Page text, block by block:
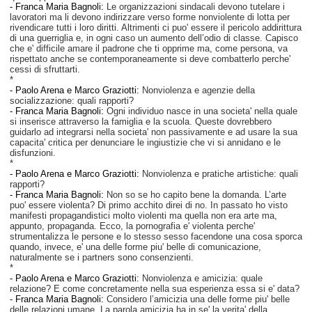
- Franca Maria Bagnoli: Le organizzazioni sindacali devono tutelare i
lavoratori ma li devono indirizzare verso forme nonviolente di lotta per
rivendicare tutti i loro diritti. Altrimenti ci puo' essere il pericolo addirittura
di una guerriglia e, in ogni caso un aumento dell’odio di classe. Capisco
che e' difficile amare il padrone che ti opprime ma, come persona, va
rispettato anche se contemporaneamente si deve combatterlo perche'
cessi di sfruttarti.
*
- Paolo Arena e Marco Graziotti: Nonviolenza e agenzie della
socializzazione: quali rapporti?
- Franca Maria Bagnoli: Ogni individuo nasce in una societa' nella quale
si inserisce attraverso la famiglia e la scuola. Queste dovrebbero
guidarlo ad integrarsi nella societa' non passivamente e ad usare la sua
capacita' critica per denunciare le ingiustizie che vi si annidano e le
disfunzioni.
*
- Paolo Arena e Marco Graziotti: Nonviolenza e pratiche artistiche: quali
rapporti?
- Franca Maria Bagnoli: Non so se ho capito bene la domanda. L’arte
puo' essere violenta? Di primo acchito direi di no. In passato ho visto
manifesti propagandistici molto violenti ma quella non era arte ma,
appunto, propaganda. Ecco, la pornografia e' violenta perche'
strumentalizza le persone e lo stesso sesso facendone una cosa sporca
quando, invece, e' una delle forme piu' belle di comunicazione,
naturalmente se i partners sono consenzienti.
*
- Paolo Arena e Marco Graziotti: Nonviolenza e amicizia: quale
relazione? E come concretamente nella sua esperienza essa si e' data?
- Franca Maria Bagnoli: Considero l’amicizia una delle forme piu' belle
delle relazioni umane. La parola amicizia ha in se' la verita' della